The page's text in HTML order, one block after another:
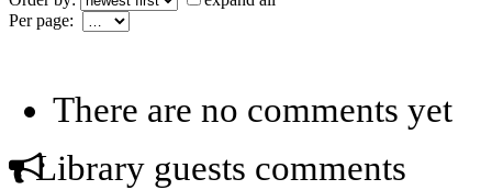
Per page:
There are no comments yet
Library guests comments